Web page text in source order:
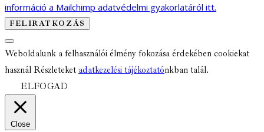
információ a Mailchimp adatvédelmi gyakorlatáról itt.
Weboldalunk a felhasználói élmény fokozása érdekében cookiekat
használ Részleteket adatkezelési tájékoztatónkban talál.
ELFOGAD
Close